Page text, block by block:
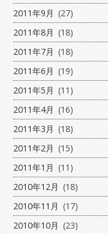
2011年9月 (27)
2011年8月 (18)
2011年7月 (18)
2011年6月 (19)
2011年5月 (11)
2011年4月 (16)
2011年3月 (18)
2011年2月 (15)
2011年1月 (11)
2010年12月 (18)
2010年11月 (17)
2010年10月 (23)